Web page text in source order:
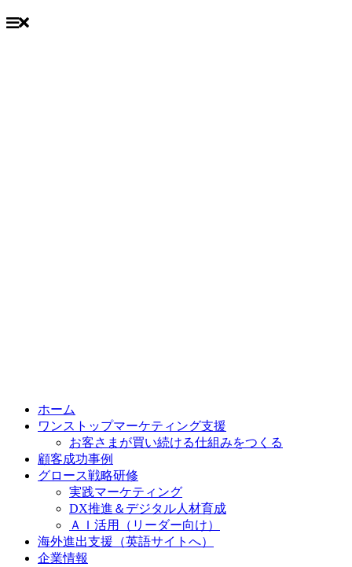
content
ホーム
ワンストップマーケティング支援
お客さまが買い続ける仕組みをつくる
顧客成功事例
グロース戦略研修
実践マーケティング
DX推進＆デジタル人材育成
ＡＩ活用（リーダー向け）
海外進出支援（英語サイトへ）
企業情報